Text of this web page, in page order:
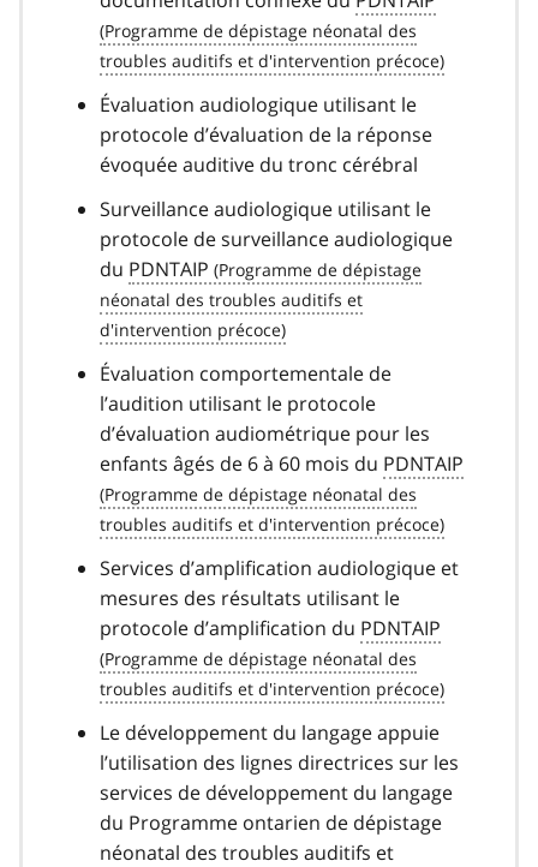
Évaluation audiologique utilisant le
protocole d’évaluation de la réponse
évoquée auditive du tronc cérébral
Surveillance audiologique utilisant le
protocole de surveillance audiologique
du PDNTAIP
Évaluation comportementale de
l’audition utilisant le protocole
d’évaluation audiométrique pour les
enfants âgés de 6 à 60 mois du PDNTAIP
Services d’amplification audiologique et
mesures des résultats utilisant le
protocole d’amplification du PDNTAIP
Le développement du langage appuie
l’utilisation des lignes directrices sur les
services de développement du langage
du Programme ontarien de dépistage
néonatal des troubles auditifs et